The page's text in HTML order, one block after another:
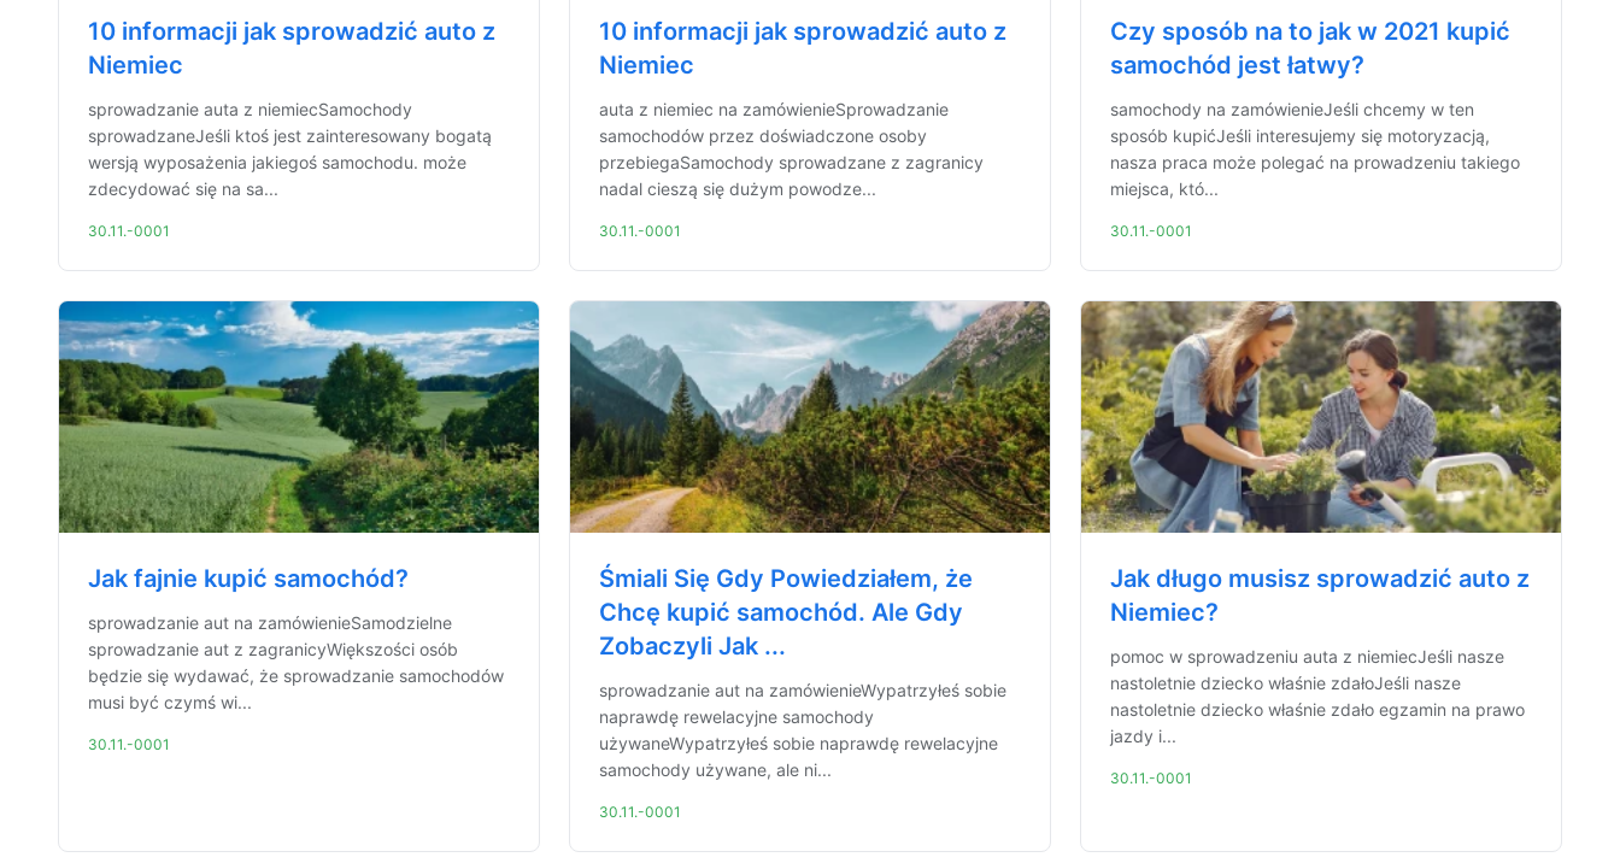
10 informacji jak sprowadzić auto z
Niemiec
sprowadzanie auta z niemiecSamochody
sprowadzaneJeśli ktoś jest zainteresowany bogatą
wersją wyposażenia jakiegoś samochodu. może
zdecydować się na sa...
30.11.-0001
10 informacji jak sprowadzić auto z
Niemiec
auta z niemiec na zamówienieSprowadzanie
samochodów przez doświadczone osoby
przebiegaSamochody sprowadzane z zagranicy
nadal cieszą się dużym powodze...
30.11.-0001
Czy sposób na to jak w 2021 kupić
samochód jest łatwy?
samochody na zamówienieJeśli chcemy w ten
sposób kupićJeśli interesujemy się motoryzacją,
nasza praca może polegać na prowadzeniu takiego
miejsca, któ...
30.11.-0001
Jak fajnie kupić samochód?
sprowadzanie aut na zamówienieSamodzielne
sprowadzanie aut z zagranicyWiększości osób
będzie się wydawać, że sprowadzanie samochodów
musi być czymś wi...
30.11.-0001
Śmiali Się Gdy Powiedziałem, że
Chcę kupić samochód. Ale Gdy
Zobaczyli Jak ...
sprowadzanie aut na zamówienieWypatrzyłeś sobie
naprawdę rewelacyjne samochody
używaneWypatrzyłeś sobie naprawdę rewelacyjne
samochody używane, ale ni...
30.11.-0001
Jak długo musisz sprowadzić auto z
Niemiec?
pomoc w sprowadzeniu auta z niemiecJeśli nasze
nastoletnie dziecko właśnie zdałoJeśli nasze
nastoletnie dziecko właśnie zdało egzamin na prawo
jazdy i...
30.11.-0001